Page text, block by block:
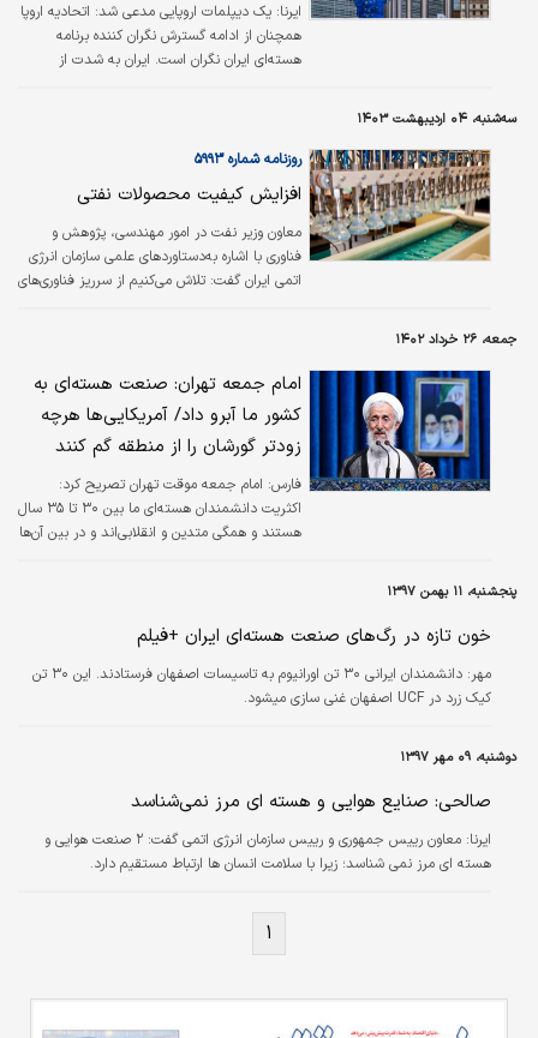
ایرنا:
یک دیپلمات اروپایی مدعی شد: اتحادیه اروپا
همچنان از ادامه گسترش نگران کننده برنامه
هسته‌ای ایران نگران است. ایران به شدت از
سه‌شنبه، ۰۴ اردیبهشت ۱۴۰۳
روزنامه شماره ۵۹۹۳
افزایش کیفیت محصولات نفتی
معاون وزیر نفت در امور مهندسی، پژوهش و
فناوری با اشاره به‌دستاوردهای علمی سازمان انرژی
اتمی ایران گفت: تلاش می‌کنیم از سرریز فناوری‌های
جمعه، ۲۶ خرداد ۱۴۰۲
امام جمعه تهران: صنعت هسته‌ای به
کشور ما آبرو داد/ آمریکایی‌ها هرچه
زودتر گورشان را از منطقه گم کنند
فارس: امام جمعه موقت تهران تصریح کرد:
اکثریت دانشمندان هسته‌ای ما بین ۳۰ تا ۳۵ سال
هستند و همگی متدین و انقلابی‌اند و در بین آن‌ها
هسته‌ای نماز شب خوان هستند.
پنجشنبه، ۱۱ بهمن ۱۳۹۷
خون تازه در رگ‌های صنعت هسته‌ای ایران +فیلم
مهر:
دانشمندان ایرانی ۳۰ تن اورانیوم به تاسیسات اصفهان فرستادند. این ۳۰ تن
کیک زرد در UCF اصفهان غنی سازی میشود.
دوشنبه، ۰۹ مهر ۱۳۹۷
صالحی: صنایع هوایی و هسته ای مرز نمی‌شناسد
ایرنا:
معاون رییس جمهوری و رییس سازمان انرژی اتمی گفت: ۲ صنعت هوایی و
هسته ای مرز نمی شناسد؛ زیرا با سلامت انسان ها ارتباط مستقیم دارد.
۱